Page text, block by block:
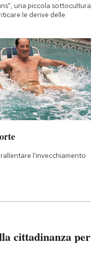
una piccola sottocultura
le derive delle
l'invecchiamento
cittadinanza per